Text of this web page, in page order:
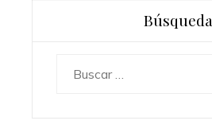
Búsqueda